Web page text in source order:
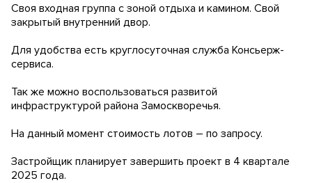
Своя входная группа с зоной отдыха и камином. Свой
закрытый внутренний двор.
Для удобства есть круглосуточная служба Консьерж-
сервиса.
Так же можно воспользоваться развитой
инфраструктурой района Замоскворечья.
На данный момент стоимость лотов – по запросу.
Застройщик планирует завершить проект в 4 квартале
2025 года.